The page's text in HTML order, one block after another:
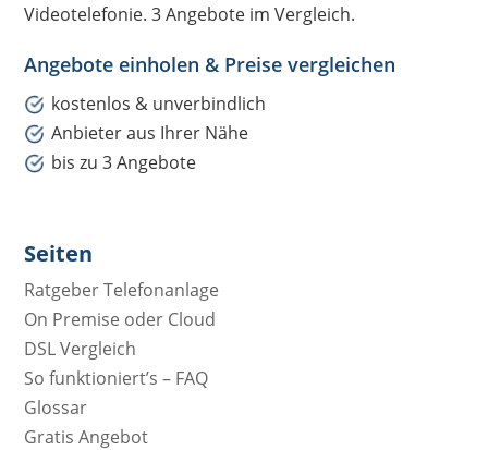
Videotelefonie. 3 Angebote im Vergleich.
Angebote einholen & Preise vergleichen
kostenlos & unverbindlich
Anbieter aus Ihrer Nähe
bis zu 3 Angebote
Seiten
Ratgeber Telefonanlage
On Premise oder Cloud
DSL Vergleich
So funktioniert’s – FAQ
Glossar
Gratis Angebot